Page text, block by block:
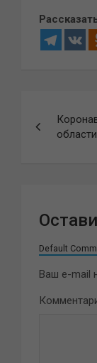
по
области
Default
Ваш e-mail